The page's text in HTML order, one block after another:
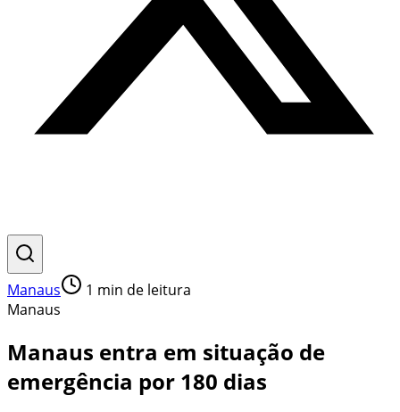
Manaus 1 min de leitura
Manaus
Manaus entra em situação de
emergência por 180 dias